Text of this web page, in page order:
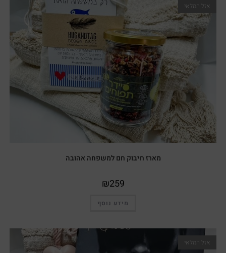
אזל המלאי
מארז חיבוק חם למשפחה אהובה
₪259
מידע נוסף
אזל המלאי